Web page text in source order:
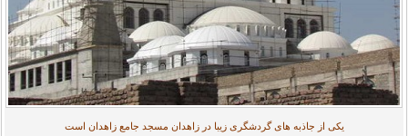
یکی از جاذبه های گردشگری زیبا در زاهدان مسجد جامع زاهدان است